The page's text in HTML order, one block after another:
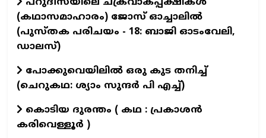
പറുദീസയിലെ ചക്രവാകപ്പക്ഷികൾ
(കഥാസമാഹാരം) ജോസ് ഓച്ചാലിൽ
(പുസ്തക പരിചയം - 18: ബാജി ഓടംവേലി,
ഡാലസ്)
പോക്കുവെയിലിൽ ഒരു കുട തനിച്ച്
(ചെറുകഥ: ശ്യാം സുന്ദര്‍ പി എച്ച്)
കൊടിയ ദുരന്തം ( കഥ : പ്രകാശൻ
കരിവെള്ളൂർ )